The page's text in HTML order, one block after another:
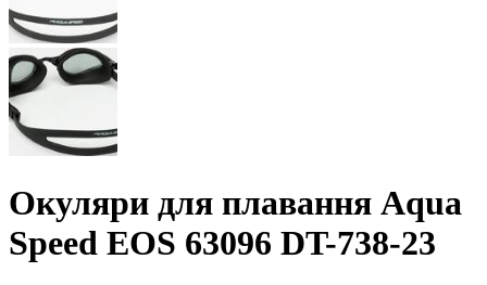
Окуляри для плавання Aqua
Speed EOS 63096 DT-738-23